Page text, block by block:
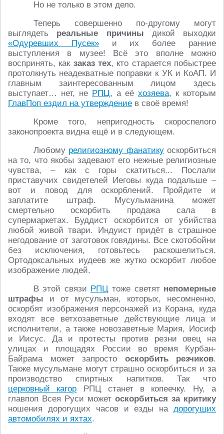
Но не только в этом дело.
Теперь совершенно по-другому могут
выглядеть реальные причины дикой выходки
«Одуревших Пусек»и их более ранние
выступления в музее! Всё это вполне можно
воспринять, как заказ тех, кто старается побыстрее
протолкнуть неадекватные поправки к УК и КоАП. И
главным заинтересованным лицом здесь
выступает… нет, не РПЦ, а её хозяева, к которым
ГлавПоп ездил на утверждение в своё время!
Кроме того, непригодность скороспелого
законопроекта видна ещё и в следующем.
Любому религиозному фанатикуоскорбиться
на то, что якобы задевают его нежные религиозные
чувства, – как с горы скатиться... Послали
приставучих свидетелей Иеговы куда подальше –
вот и повод для оскорблений. Пройдите и
заплатите штраф. Мусульманина может
смертельно оскорбить продажа сала в
супермаркетах. Буддист оскорбится от убийства
любой живой твари. Индуист придёт в страшное
негодование от заготовок говядины. Все скотобойни
без исключения, готовьтесь раскошелиться.
Ортодоксальных иудеев же жутко оскорбит любое
изображение людей.
В этой связи РПЦ тоже светят непомерные
штрафы и от мусульман, которых, несомненно,
оскорбят изображения персонажей из Корана, куда
входят все ветхозаветные действующие лица и
исполнители, а также новозаветные Мария, Иосиф
и Иисус. Да и протесты против резни овец на
улицах и площадях России во время Курбан-
Байрама может запросто оскорбить резчиков.
Также мусульмане могут страшно оскорбиться и за
производство спиртных напитков. Так что
церковный кагор РПЦ станет в копеечку. Ну, а
главпоп Всея Руси может оскорбиться за критику
ношения дорогущих часов и езды на дорогущих
автомобилях и яхтах.